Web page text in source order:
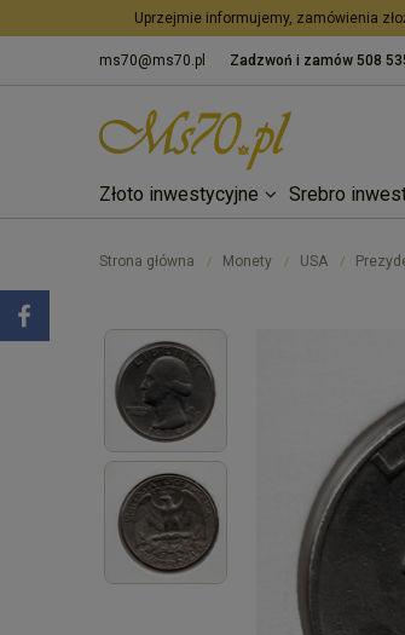
Uprzejmie informujemy, zamówienia
ms70@ms70.pl Zadzwoń i zamów 508
Złoto inwestycyjne Srebro
Strona główna / Monety / USA /